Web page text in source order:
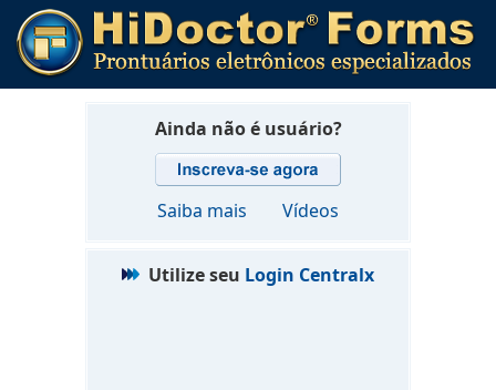
Ainda não é usuário?
Saiba mais Vídeos
Utilize seu Login Centralx